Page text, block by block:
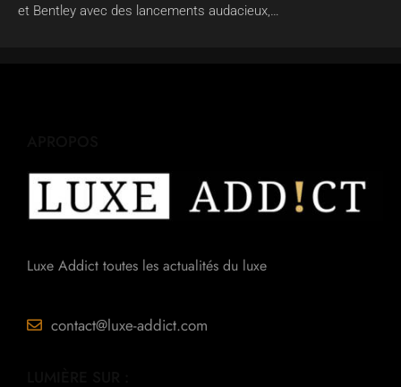
et Bentley avec des lancements audacieux,…
Luxe Addict toutes les actualités du luxe
contact@luxe-addict.com